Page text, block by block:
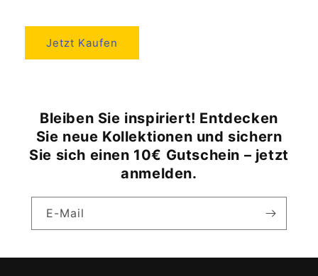
Jetzt Kaufen
Bleiben Sie inspiriert! Entdecken
Sie neue Kollektionen und sichern
Sie sich einen 10€ Gutschein – jetzt
anmelden.
E-Mail